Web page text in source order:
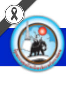
หน้าแรก
ประวัติ